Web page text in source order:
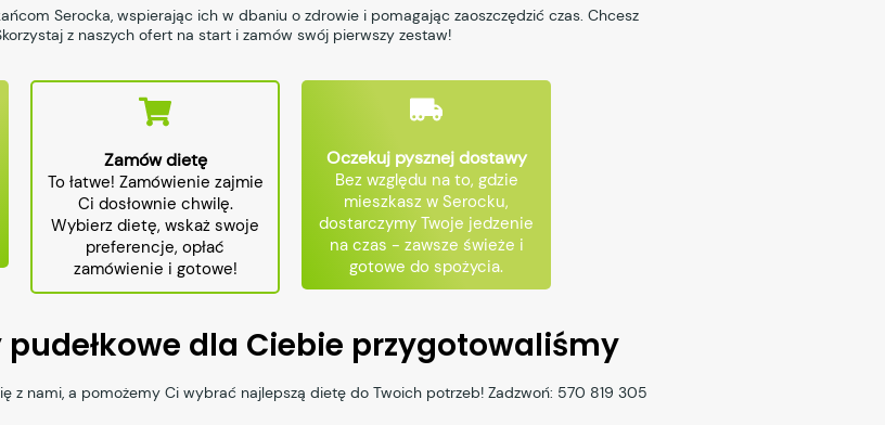
Serocka, wspierając ich w dbaniu o zdrowie i pomagając zaoszczędzić czas. Chcesz
z naszych ofert na start i zamów swój pierwszy zestaw!
Zamów dietę
To łatwe! Zamówienie zajmie
Ci dosłownie chwilę.
Wybierz dietę, wskaż swoje
preferencje, opłać
zamówienie i gotowe!
Oczekuj pysznej dostawy
Bez względu na to, gdzie
mieszkasz w Serocku,
dostarczymy Twoje jedzenie
na czas - zawsze świeże i
gotowe do spożycia.
dla Ciebie przygotowaliśmy
z nami, a pomożemy Ci wybrać najlepszą dietę do Twoich potrzeb! Zadzwoń: 570 819 305